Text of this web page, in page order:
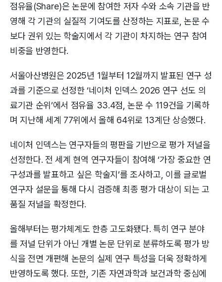
점유율(Share)은 논문에 참여한 저자 수와 소속 기관을 반
영해 각 기관의 실질적 기여도를 산정하는 지표로, 논문 수
보다 권위 있는 학술지에서 각 기관이 차지하는 연구 참여
비중을 반영한다.
서울아산병원은 2025년 1월부터 12월까지 발표된 연구 성
과를 기준으로 선정한 ‘네이처 인덱스 2026 연구 선도 의
료기관 순위’에서 점유율 33.4점, 논문 수 119건을 기록하
며 지난해 세계 77위에서 올해 64위로 13계단 상승했다.
네이처 인덱스는 연구자들의 평판을 기반으로 평가 저널을
선정한다. 전 세계 현역 연구자들이 참여해 ‘가장 중요한 연
구성과를 발표하고 싶은 학술지’를 조사하고, 이를 글로벌
연구자 설문을 통해 다시 검증해 최종 평가 대상이 되는 고
품질 저널을 확정한다.
올해부터는 평가체계도 한층 고도화됐다. 특히 연구 분야
를 저널 단위가 아닌 개별 논문 단위로 분류하도록 평가 방
식을 전면 개편해 논문의 실제 연구 특성을 더욱 정확하게
반영하도록 했다. 또한, 기존 자연과학과 보건과학 중심에